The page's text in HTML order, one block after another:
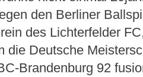
den Berliner
des Lichterfelder
die Deutsche
Brandenburg 92